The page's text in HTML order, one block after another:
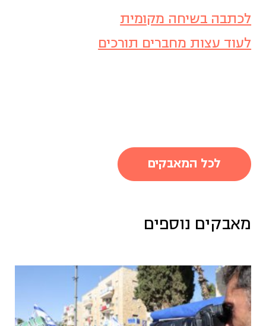
לכתבה בשיחה מקומית
לעוד עצות מחברים תורכים
לכל המאבקים
מאבקים נוספים